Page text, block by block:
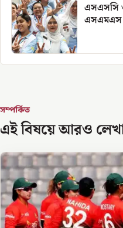
এসএসসি
এসএমএস
সম্পর্কিত
এই বিষয়ে আরও